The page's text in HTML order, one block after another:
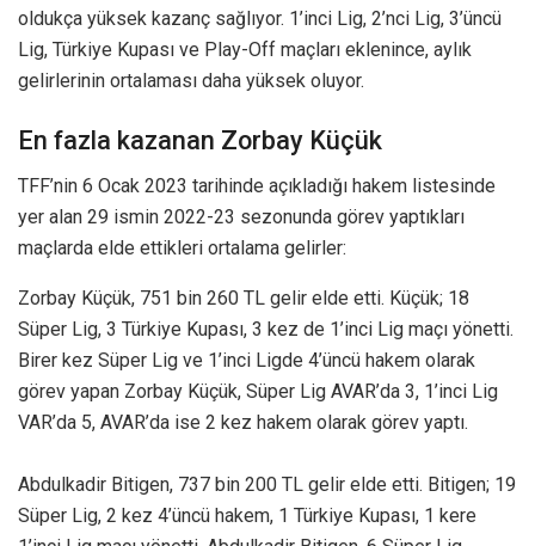
oldukça yüksek kazanç sağlıyor. 1’inci Lig, 2’nci Lig, 3’üncü
Lig, Türkiye Kupası ve Play-Off maçları eklenince, aylık
gelirlerinin ortalaması daha yüksek oluyor.
En fazla kazanan Zorbay Küçük
TFF’nin 6 Ocak 2023 tarihinde açıkladığı hakem listesinde
yer alan 29 ismin 2022-23 sezonunda görev yaptıkları
maçlarda elde ettikleri ortalama gelirler:
Zorbay Küçük, 751 bin 260 TL gelir elde etti. Küçük; 18
Süper Lig, 3 Türkiye Kupası, 3 kez de 1’inci Lig maçı yönetti.
Birer kez Süper Lig ve 1’inci Ligde 4’üncü hakem olarak
görev yapan Zorbay Küçük, Süper Lig AVAR’da 3, 1’inci Lig
VAR’da 5, AVAR’da ise 2 kez hakem olarak görev yaptı.
Abdulkadir Bitigen, 737 bin 200 TL gelir elde etti. Bitigen; 19
Süper Lig, 2 kez 4’üncü hakem, 1 Türkiye Kupası, 1 kere